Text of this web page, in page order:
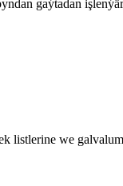
gaýtadan
listlerine we